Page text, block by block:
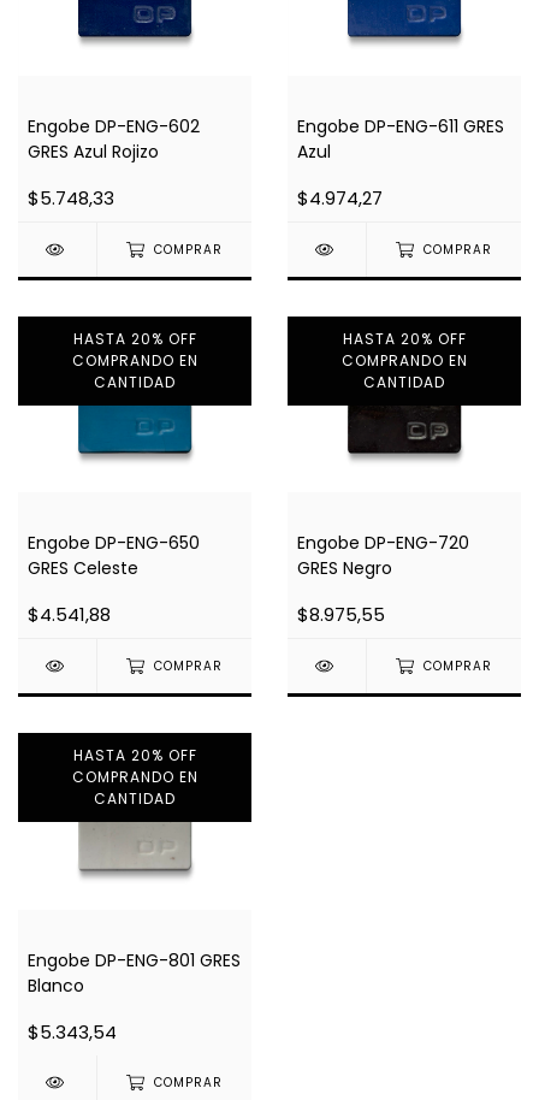
Engobe DP-ENG-602
GRES Azul Rojizo
$5.748,33
COMPRAR
Engobe DP-ENG-611 GRES
Azul
$4.974,27
COMPRAR
HASTA 20% OFF
COMPRANDO EN
CANTIDAD
Engobe DP-ENG-650
GRES Celeste
$4.541,88
COMPRAR
HASTA 20% OFF
COMPRANDO EN
CANTIDAD
Engobe DP-ENG-720
GRES Negro
$8.975,55
COMPRAR
HASTA 20% OFF
COMPRANDO EN
CANTIDAD
Engobe DP-ENG-801 GRES
Blanco
$5.343,54
COMPRAR